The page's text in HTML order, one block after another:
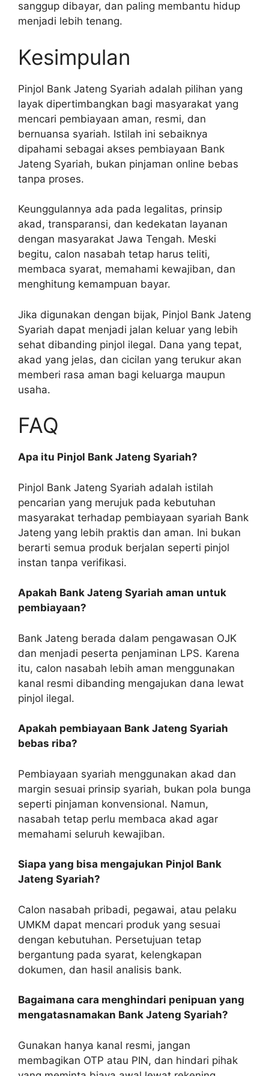
sanggup dibayar, dan paling membantu hidup
menjadi lebih tenang.
Kesimpulan
Pinjol Bank Jateng Syariah adalah pilihan yang
layak dipertimbangkan bagi masyarakat yang
mencari pembiayaan aman, resmi, dan
bernuansa syariah. Istilah ini sebaiknya
dipahami sebagai akses pembiayaan Bank
Jateng Syariah, bukan pinjaman online bebas
tanpa proses.
Keunggulannya ada pada legalitas, prinsip
akad, transparansi, dan kedekatan layanan
dengan masyarakat Jawa Tengah. Meski
begitu, calon nasabah tetap harus teliti,
membaca syarat, memahami kewajiban, dan
menghitung kemampuan bayar.
Jika digunakan dengan bijak, Pinjol Bank Jateng
Syariah dapat menjadi jalan keluar yang lebih
sehat dibanding pinjol ilegal. Dana yang tepat,
akad yang jelas, dan cicilan yang terukur akan
memberi rasa aman bagi keluarga maupun
usaha.
FAQ
Apa itu Pinjol Bank Jateng Syariah?
Pinjol Bank Jateng Syariah adalah istilah
pencarian yang merujuk pada kebutuhan
masyarakat terhadap pembiayaan syariah Bank
Jateng yang lebih praktis dan aman. Ini bukan
berarti semua produk berjalan seperti pinjol
instan tanpa verifikasi.
Apakah Bank Jateng Syariah aman untuk
pembiayaan?
Bank Jateng berada dalam pengawasan OJK
dan menjadi peserta penjaminan LPS. Karena
itu, calon nasabah lebih aman menggunakan
kanal resmi dibanding mengajukan dana lewat
pinjol ilegal.
Apakah pembiayaan Bank Jateng Syariah
bebas riba?
Pembiayaan syariah menggunakan akad dan
margin sesuai prinsip syariah, bukan pola bunga
seperti pinjaman konvensional. Namun,
nasabah tetap perlu membaca akad agar
memahami seluruh kewajiban.
Siapa yang bisa mengajukan Pinjol Bank
Jateng Syariah?
Calon nasabah pribadi, pegawai, atau pelaku
UMKM dapat mencari produk yang sesuai
dengan kebutuhan. Persetujuan tetap
bergantung pada syarat, kelengkapan
dokumen, dan hasil analisis bank.
Bagaimana cara menghindari penipuan yang
mengatasnamakan Bank Jateng Syariah?
Gunakan hanya kanal resmi, jangan
membagikan OTP atau PIN, dan hindari pihak